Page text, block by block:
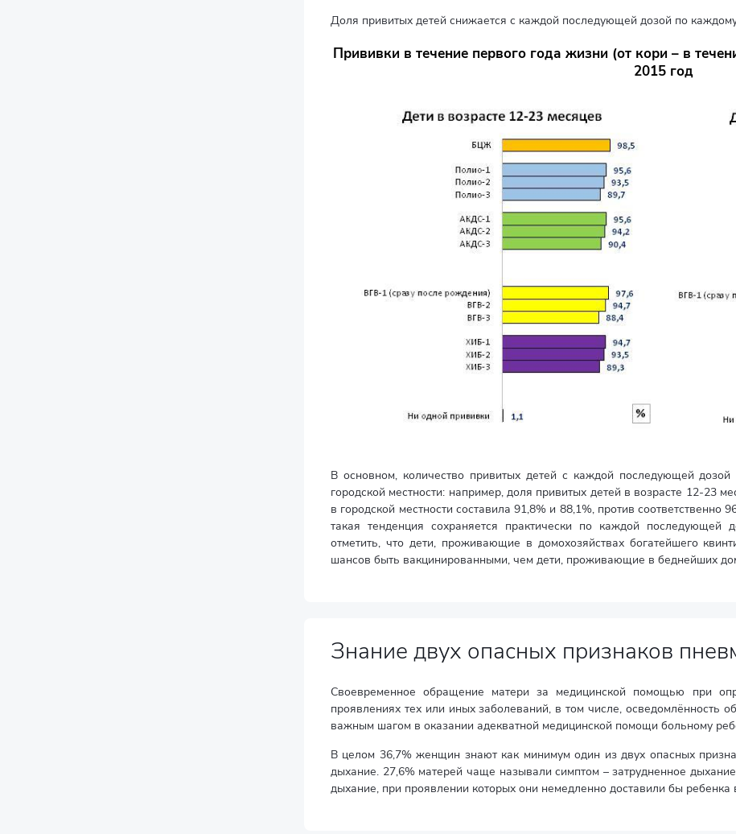
Доля привитых детей снижается с каждой последующей дозой по
Прививки в течение первого года жизни (от кори – в
2015 год
В основном, количество привитых детей с каждой последующей
городской местности: например, доля привитых детей в возрасте 12-23
в городской местности составила 91,8% и 88,1%, против
такая тенденция сохраняется практически по каждой последующей
отметить, что дети, проживающие в домохозяйствах богатейшего
шансов быть вакцинированными, чем дети, проживающие в беднейших
Знание двух опасных признаков
Своевременное обращение матери за медицинской помощью при
проявлениях тех или иных заболеваний, в том числе, осведомлённость
важным шагом в оказании адекватной медицинской помощи больному
В целом 36,7% женщин знают как минимум один из двух опасных
дыхание. 27,6% матерей чаще называли симптом – затрудненное
дыхание, при проявлении которых они немедленно доставили бы